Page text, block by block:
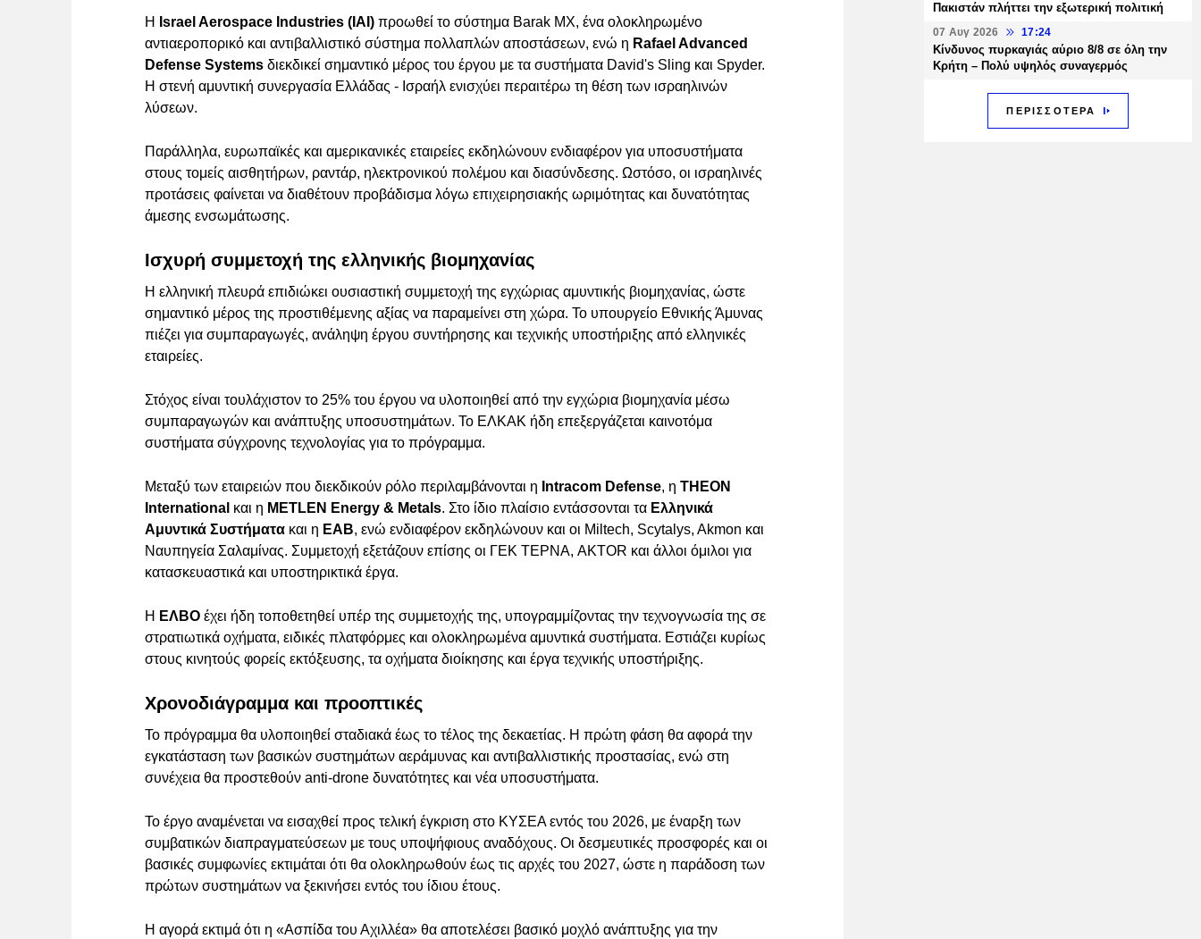
Η Israel Aerospace Industries (IAI) προωθεί το σύστημα Barak MX, ένα ολοκληρωμένο
αντιαεροπορικό και αντιβαλλιστικό σύστημα πολλαπλών αποστάσεων, ενώ η Rafael Advanced
Defense Systems διεκδικεί σημαντικό μέρος του έργου με τα συστήματα David's Sling και Spyder.
Η στενή αμυντική συνεργασία Ελλάδας - Ισραήλ ενισχύει περαιτέρω τη θέση των ισραηλινών
λύσεων.
Παράλληλα, ευρωπαϊκές και αμερικανικές εταιρείες εκδηλώνουν ενδιαφέρον για υποσυστήματα
στους τομείς αισθητήρων, ραντάρ, ηλεκτρονικού πολέμου και διασύνδεσης. Ωστόσο, οι ισραηλινές
προτάσεις φαίνεται να διαθέτουν προβάδισμα λόγω επιχειρησιακής ωριμότητας και δυνατότητας
άμεσης ενσωμάτωσης.
Ισχυρή συμμετοχή της ελληνικής βιομηχανίας
Η ελληνική πλευρά επιδιώκει ουσιαστική συμμετοχή της εγχώριας αμυντικής βιομηχανίας, ώστε
σημαντικό μέρος της προστιθέμενης αξίας να παραμείνει στη χώρα. Το υπουργείο Εθνικής Άμυνας
πιέζει για συμπαραγωγές, ανάληψη έργου συντήρησης και τεχνικής υποστήριξης από ελληνικές
εταιρείες.
Στόχος είναι τουλάχιστον το 25% του έργου να υλοποιηθεί από την εγχώρια βιομηχανία μέσω
συμπαραγωγών και ανάπτυξης υποσυστημάτων. Το ΕΛΚΑΚ ήδη επεξεργάζεται καινοτόμα
συστήματα σύγχρονης τεχνολογίας για το πρόγραμμα.
Μεταξύ των εταιρειών που διεκδικούν ρόλο περιλαμβάνονται η Intracom Defense, η THEON
International και η METLEN Energy & Metals. Στο ίδιο πλαίσιο εντάσσονται τα Ελληνικά
Αμυντικά Συστήματα και η ΕΑΒ, ενώ ενδιαφέρον εκδηλώνουν και οι Miltech, Scytalys, Akmon και
Ναυπηγεία Σαλαμίνας. Συμμετοχή εξετάζουν επίσης οι ΓΕΚ ΤΕΡΝΑ, AKTOR και άλλοι όμιλοι για
κατασκευαστικά και υποστηρικτικά έργα.
Η ΕΛΒΟ έχει ήδη τοποθετηθεί υπέρ της συμμετοχής της, υπογραμμίζοντας την τεχνογνωσία της σε
στρατιωτικά οχήματα, ειδικές πλατφόρμες και ολοκληρωμένα αμυντικά συστήματα. Εστιάζει κυρίως
στους κινητούς φορείς εκτόξευσης, τα οχήματα διοίκησης και έργα τεχνικής υποστήριξης.
Χρονοδιάγραμμα και προοπτικές
Το πρόγραμμα θα υλοποιηθεί σταδιακά έως το τέλος της δεκαετίας. Η πρώτη φάση θα αφορά την
εγκατάσταση των βασικών συστημάτων αεράμυνας και αντιβαλλιστικής προστασίας, ενώ στη
συνέχεια θα προστεθούν anti-drone δυνατότητες και νέα υποσυστήματα.
Το έργο αναμένεται να εισαχθεί προς τελική έγκριση στο ΚΥΣΕΑ εντός του 2026, με έναρξη των
συμβατικών διαπραγματεύσεων με τους υποψήφιους αναδόχους. Οι δεσμευτικές προσφορές και οι
βασικές συμφωνίες εκτιμάται ότι θα ολοκληρωθούν έως τις αρχές του 2027, ώστε η παράδοση των
πρώτων συστημάτων να ξεκινήσει εντός του ίδιου έτους.
Η αγορά εκτιμά ότι η «Ασπίδα του Αχιλλέα» θα αποτελέσει βασικό μοχλό ανάπτυξης για την
Πακιστάν πλήττει την εξωτερική πολιτική
07 Αυγ 2026 17:24
Κίνδυνος πυρκαγιάς αύριο 8/8 σε όλη την
Κρήτη – Πολύ υψηλός συναγερμός
ΠΕΡΙΣΣΟΤΕΡΑ